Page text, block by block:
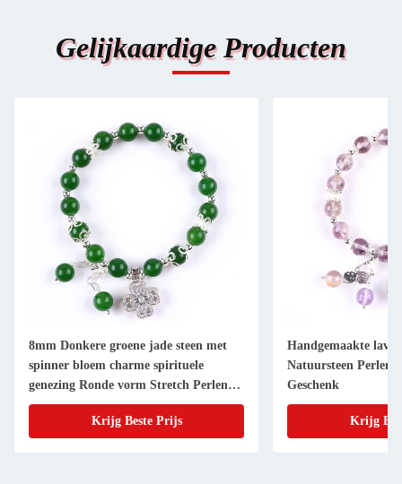
Gelijkaardige Producten
8mm Donkere groene jade steen met
spinner bloem charme spirituele
genezing Ronde vorm Stretch Perlen
Armband
Krijg Beste Prijs
Handgemaakte
Natuursteen Perlen
Geschenk
Krijg